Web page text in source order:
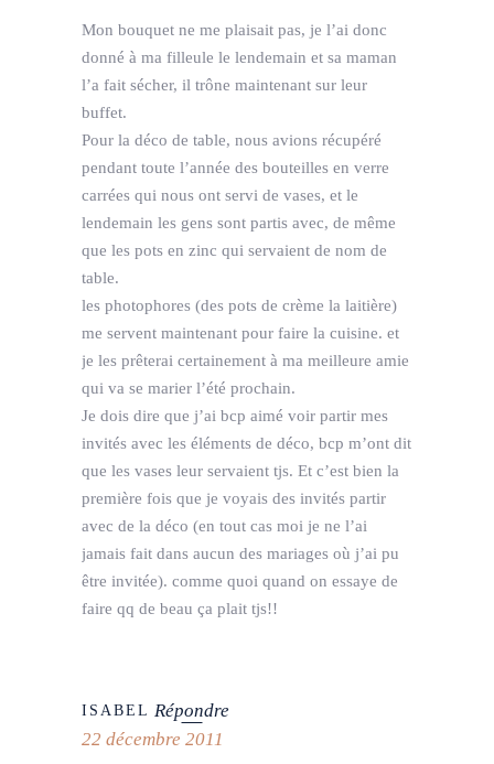
Mon bouquet ne me plaisait pas, je l’ai donc
donné à ma filleule le lendemain et sa maman
l’a fait sécher, il trône maintenant sur leur
buffet.
Pour la déco de table, nous avions récupéré
pendant toute l’année des bouteilles en verre
carrées qui nous ont servi de vases, et le
lendemain les gens sont partis avec, de même
que les pots en zinc qui servaient de nom de
table.
les photophores (des pots de crème la laitière)
me servent maintenant pour faire la cuisine. et
je les prêterai certainement à ma meilleure amie
qui va se marier l’été prochain.
Je dois dire que j’ai bcp aimé voir partir mes
invités avec les éléments de déco, bcp m’ont dit
que les vases leur servaient tjs. Et c’est bien la
première fois que je voyais des invités partir
avec de la déco (en tout cas moi je ne l’ai
jamais fait dans aucun des mariages où j’ai pu
être invitée). comme quoi quand on essaye de
faire qq de beau ça plait tjs!!
ISABEL Répondre
22 décembre 2011